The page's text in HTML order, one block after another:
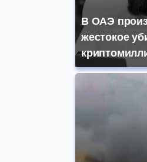
В ОАЭ
жестокое